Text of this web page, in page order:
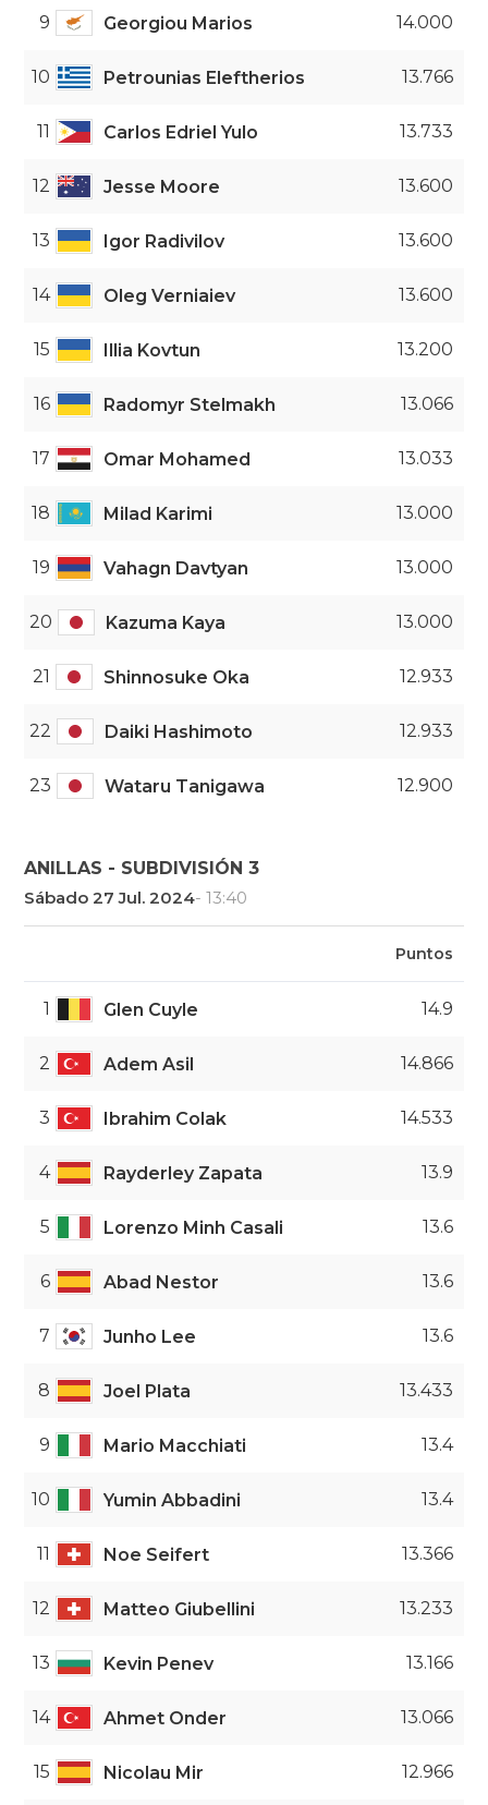
9 Georgiou Marios 14.000
10 Petrounias Eleftherios 13.766
11 Carlos Edriel Yulo 13.733
12 Jesse Moore 13.600
13 Igor Radivilov 13.600
14 Oleg Verniaiev 13.600
15 Illia Kovtun 13.200
16 Radomyr Stelmakh 13.066
17 Omar Mohamed 13.033
18 Milad Karimi 13.000
19 Vahagn Davtyan 13.000
20 Kazuma Kaya 13.000
21 Shinnosuke Oka 12.933
22 Daiki Hashimoto 12.933
23 Wataru Tanigawa 12.900
ANILLAS - SUBDIVISIÓN 3
Sábado 27 Jul. 2024- 13:40
Puntos
1 Glen Cuyle 14.9
2 Adem Asil 14.866
3 Ibrahim Colak 14.533
4 Rayderley Zapata 13.9
5 Lorenzo Minh Casali 13.6
6 Abad Nestor 13.6
7 Junho Lee 13.6
8 Joel Plata 13.433
9 Mario Macchiati 13.4
10 Yumin Abbadini 13.4
11 Noe Seifert 13.366
12 Matteo Giubellini 13.233
13 Kevin Penev 13.166
14 Ahmet Onder 13.066
15 Nicolau Mir 12.966